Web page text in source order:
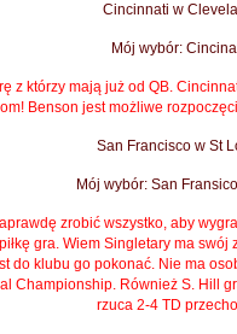
Cincinnati w
Mój wybór:
z którzy mają już od QB.
Benson jest możliwe
San Francisco w St
Mój wybór: San
zrobić wszystko, aby
gra. Wiem Singletary ma swój
do klubu go pokonać. Nie ma
Championship. Również S. Hill
rzuca 2-4 TD